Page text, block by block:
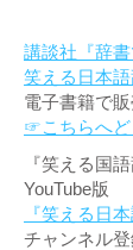
講談社『辞
笑える日本語
電子書籍で販
☞こちらへど
『笑える国
YouTube版
『笑える日
チャンネル登